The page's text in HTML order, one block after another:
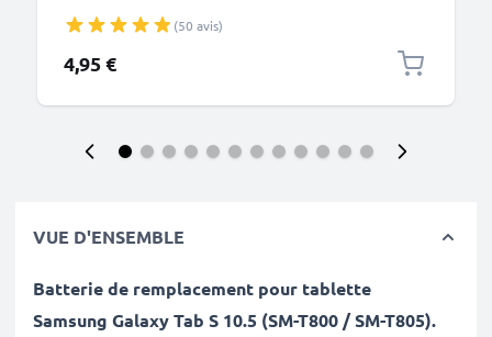
(50 avis)
4,95 €
VUE D'ENSEMBLE
Batterie de remplacement pour tablette
Samsung Galaxy Tab S 10.5 (SM-T800 / SM-T805).